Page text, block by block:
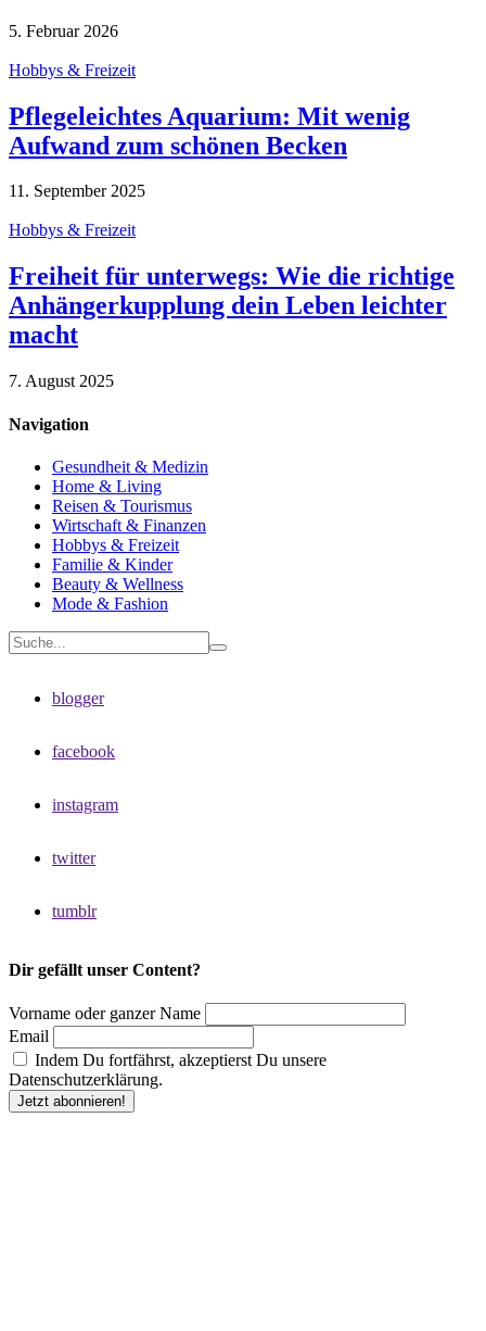
5. Februar 2026
Hobbys & Freizeit
Pflegeleichtes Aquarium: Mit wenig
Aufwand zum schönen Becken
11. September 2025
Hobbys & Freizeit
Freiheit für unterwegs: Wie die richtige
Anhängerkupplung dein Leben leichter
macht
7. August 2025
Navigation
Gesundheit & Medizin
Home & Living
Reisen & Tourismus
Wirtschaft & Finanzen
Hobbys & Freizeit
Familie & Kinder
Beauty & Wellness
Mode & Fashion
blogger
facebook
instagram
twitter
tumblr
Dir gefällt unser Content?
Vorname oder ganzer Name
Email
Indem Du fortfährst, akzeptierst Du unsere
Datenschutzerklärung.